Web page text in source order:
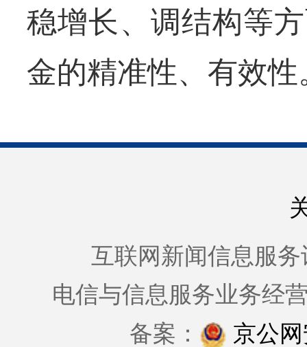
稳增长、调结构等
金的精准性、有效性
互联网新闻信息服务
电信与信息服务业务经
备案：
京公网